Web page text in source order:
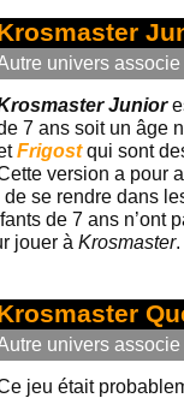
univers
Junior
7 ans soit un âge
Frigost qui sont
version a pour
de se rendre dans
de 7 ans n’ont
jouer à Krosmaster.
univers
jeu était